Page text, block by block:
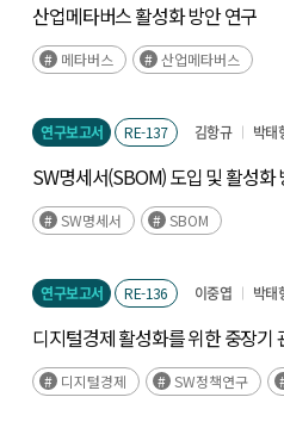
산업메타버스 활성화 방안 연구
메타버스 산업메타버스
연구보고서 RE-137 김항규 박태
SW명세서(SBOM) 도입 및 활성화
SW명세서 SBOM
연구보고서 RE-136 이중엽 박태
디지털경제 활성화를 위한 중장기
연구
디지털경제 SW정책연구